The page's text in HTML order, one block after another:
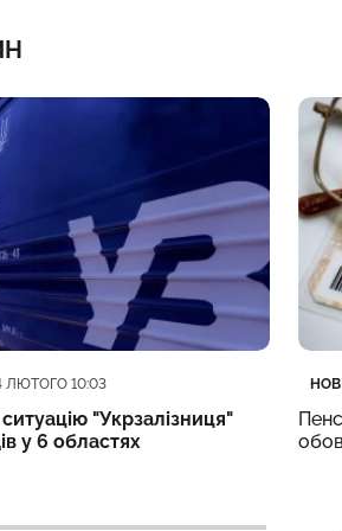
ЛЮТОГО 10:03
"Укрзалізниця"
у 6 областях